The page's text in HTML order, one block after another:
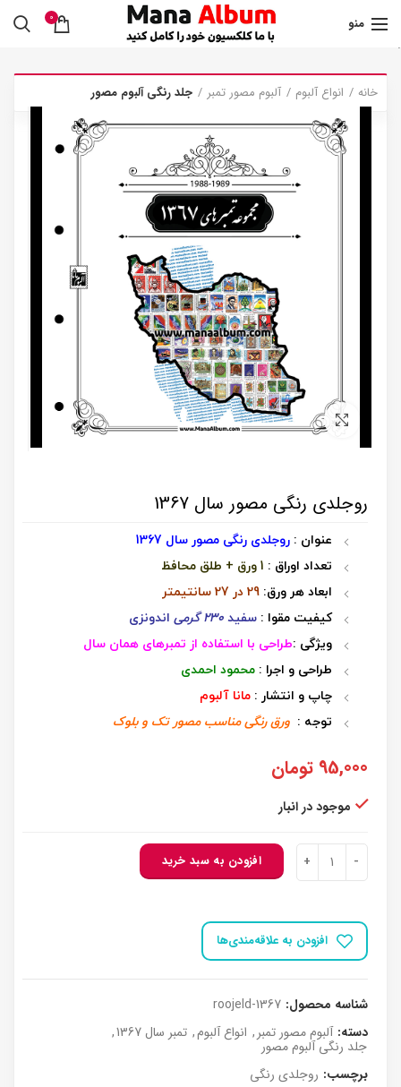
منو 0
.
خانه انواع آلبوم آلبوم مصور تمبر جلد رنگی آلبوم مصور
برای بزرگنمایی کلیک کنید
روجلدی رنگی مصور سال 1367
عنوان : روجلدی رنگی مصور سال 1367
تعداد اوراق :
ابعاد هر ورق: 29 در 27 سانتیمتر
کیفیت مقوا : سفید 230 گرمی
اندونزی
ویژگی :طراحی با استفاده از تمبرهای همان سال
طراحی و اجرا : محمود احمدی
چاپ و انتشار : مانا آلبوم
توجه : ورق رنگی مناسب مصور تک و بلوک
95,000 تومان
موجود در انبار
روجلدی رنگی مصور سال 1367 عددافزودن به سبد خرید
افزودن به علاقه‌مندی‌ها
شناسه محصول: roojeld-1367
دسته: آلبوم مصور تمبر , انواع آلبوم, تمبر سال 1367 ,
جلد رنگی آلبوم مصور
برچسب: روجلدی رنگی